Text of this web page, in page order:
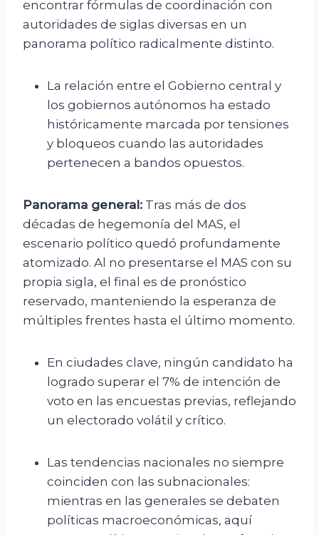
encontrar fórmulas de coordinación con
autoridades de siglas diversas en un
panorama político radicalmente distinto.
La relación entre el Gobierno central y
los gobiernos autónomos ha estado
históricamente marcada por tensiones
y bloqueos cuando las autoridades
pertenecen a bandos opuestos.
Panorama general: Tras más de dos
décadas de hegemonía del MAS, el
escenario político quedó profundamente
atomizado. Al no presentarse el MAS con su
propia sigla, el final es de pronóstico
reservado, manteniendo la esperanza de
múltiples frentes hasta el último momento.
En ciudades clave, ningún candidato ha
logrado superar el 7% de intención de
voto en las encuestas previas, reflejando
un electorado volátil y crítico.
Las tendencias nacionales no siempre
coinciden con las subnacionales:
mientras en las generales se debaten
políticas macroeconómicas, aquí